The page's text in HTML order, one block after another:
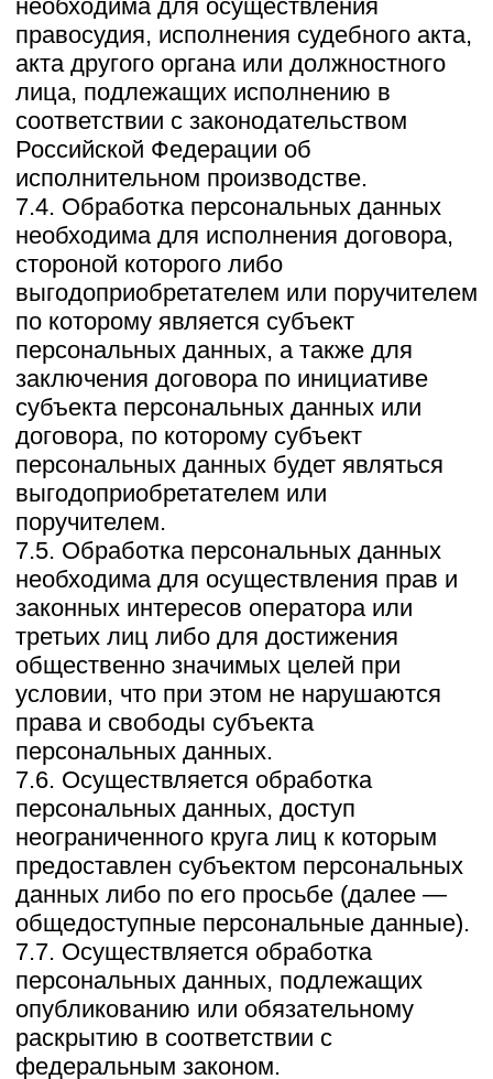
предоставление, доступ),
обезличивание, блокирование, удаление
и уничтожение персональных данных.
9.2. Оператор осуществляет
автоматизированную обработку
персональных данных с получением и/
или передачей полученной информации
по информационно-
телекоммуникационным сетям или без
таковой.
10. Трансграничная передача
персональных данных
10.1. Оператор до начала
осуществления деятельности по
трансграничной передаче персональных
данных обязан уведомить
уполномоченный орган по защите прав
субъектов персональных данных о
своем намерении осуществлять
трансграничную передачу персональных
данных (такое уведомление
направляется отдельно от уведомления
о намерении осуществлять обработку
персональных данных).
10.2. Оператор до подачи
вышеуказанного уведомления, обязан
получить от органов власти
иностранного государства, иностранных
физических лиц, иностранных
юридических лиц, которым планируется
трансграничная передача персональных
данных, соответствующие сведения.
11. Конфиденциальность персональных
данных
Оператор и иные лица, получившие
доступ к персональным данным,
обязаны не раскрывать третьим лицам и
не распространять персональные
данные без согласия субъекта
персональных данных, если иное не
предусмотрено федеральным законом.
12. Заключительные положения
12.1. Пользователь может получить
любые разъяснения по интересующим
вопросам, касающимся обработки его
персональных данных, обратившись к
Оператору с помощью электронной
почты zagorodnyeprostory@yandex.com.
12.2. В данном документе будут
отражены любые изменения политики
обработки персональных данных
Оператором. Политика действует